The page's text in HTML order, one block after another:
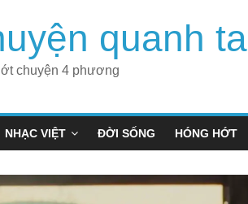
quanh ta
chuyện 4 phương
NHẠC VIỆT ĐỜI SỐNG HÓNG HỚT